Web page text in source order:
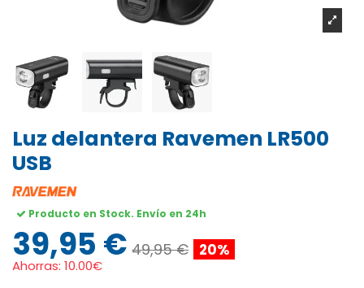
Luz delantera Ravemen LR500
USB
Producto en Stock. Envío en 24h
39,95 € 49,95 € 20%
Ahorras: 10.00€